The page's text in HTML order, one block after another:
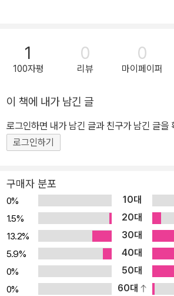
심리언어의 문맥적 외재주의』, 『맞음의 철학:
『필연성의 문맥적 이해』, 『한국어와 철학적
1
100자평
0
리뷰
0
마이페이퍼
이 책에 내가 남긴 글
로그인하면 내가 남긴 글과 친구가 남긴 글을
로그인하기
구매자 분포
0% 10대
1.5%
20대
13.2%
30대
5.9%
40대
0%
50대
0%
60대